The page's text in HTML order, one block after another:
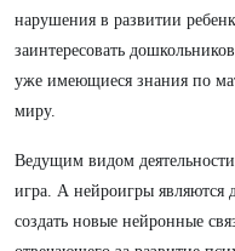
нарушения в развитии
заинтересовать
уже имеющиеся знания по
миру.
Ведущим видом деятельности
игра. А нейроигры
создать новые нейронные